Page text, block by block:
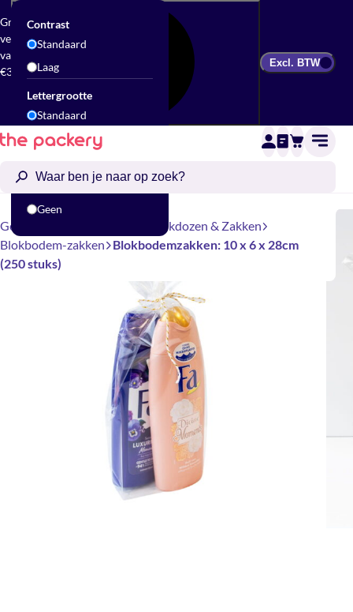
Gratis
verzending
vanaf
€300
Contrast
Standaard
Laag
Lettergrootte
Standaard
Groot
Geen
Excl. BTW
Geschenkverpakking
Geschenkdozen & Zakken
Blokbodem-zakken
Blokbodemzakken: 10 x 6 x 28cm
(250 stuks)